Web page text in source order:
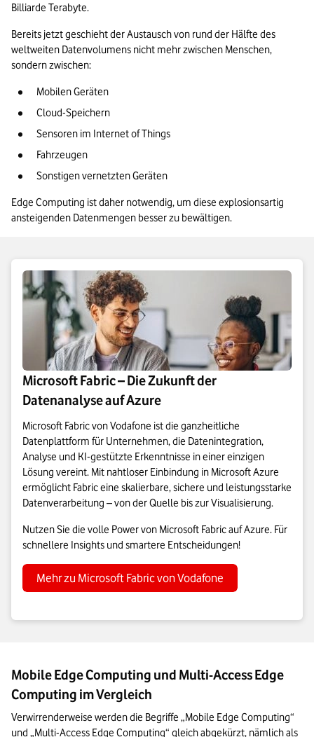
Billiarde Terabyte.
Bereits jetzt geschieht der Austausch von rund der Hälfte des
weltweiten Datenvolumens nicht mehr zwischen Menschen,
sondern zwischen:
Mobilen Geräten
Cloud-Speichern
Sensoren im Internet of Things
Fahrzeugen
Sonstigen vernetzten Geräten
Edge Computing ist daher notwendig, um diese explosionsartig
ansteigenden Datenmengen besser zu bewältigen.
Microsoft Fabric – Die Zukunft der
Datenanalyse auf Azure
Microsoft Fabric von Vodafone ist die ganzheitliche
Datenplattform für Unternehmen, die Datenintegration,
Analyse und KI-gestützte Erkenntnisse in einer einzigen
Lösung vereint. Mit nahtloser Einbindung in Microsoft Azure
ermöglicht Fabric eine skalierbare, sichere und leistungsstarke
Datenverarbeitung – von der Quelle bis zur Visualisierung.
Nutzen Sie die volle Power von Microsoft Fabric auf Azure. Für
schnellere Insights und smartere Entscheidungen!
Mehr zu Microsoft Fabric von Vodafone
Mobile Edge Computing und Multi-Access Edge
Computing im Vergleich
Verwirrenderweise werden die Begriffe „Mobile Edge Computing“
und „Multi-Access Edge Computing“ gleich abgekürzt, nämlich als